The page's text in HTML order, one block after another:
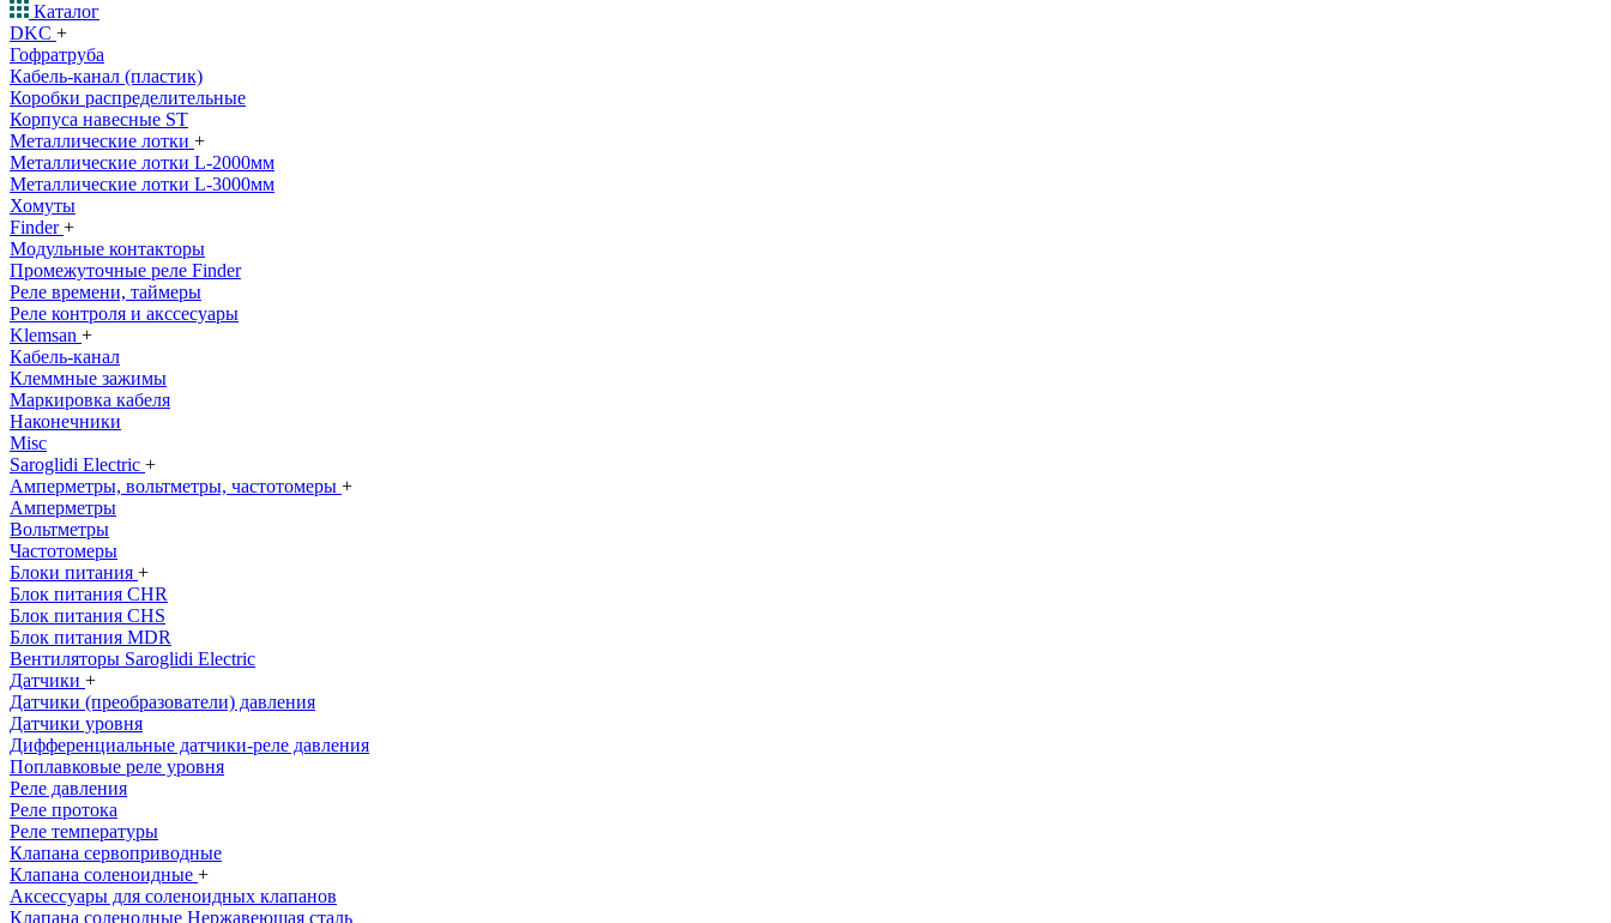
Каталог
DKC +
Гофратруба
Кабель-канал (пластик)
Коробки распределительные
Корпуса навесные ST
Металлические лотки +
Металлические лотки L-2000мм
Металлические лотки L-3000мм
Хомуты
Finder+
Модульные контакторы
Промежуточные реле Finder
Реле времени, таймеры
Реле контроля и акссесуары
Klemsan +
Кабель-канал
Клеммные зажимы
Маркировка кабеля
Наконечники
Misc
Saroglidi Electric +
Амперметры, вольтметры, частотомеры +
Амперметры
Вольтметры
Частотомеры
Блоки питания +
Блок питания CHR
Блок питания CHS
Блок питания MDR
Вентиляторы Saroglidi Electric
Датчики +
Датчики (преобразователи) давления
Датчики уровня
Дифференциальные датчики-реле давления
Поплавковые реле уровня
Реле давления
Реле протока
Реле температуры
Клапана сервоприводные
Клапана соленоидные +
Аксессуары для соленоидных клапанов
Клапана соленодные Нержавеющая сталь